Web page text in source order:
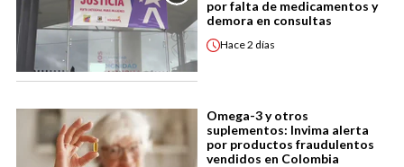
por falta de medicamentos y
demora en consultas
Hace2 días
Omega-3 y otros
suplementos: Invima alerta
por productos fraudulentos
vendidos en Colombia